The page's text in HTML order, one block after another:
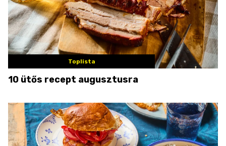
Toplista
10 ütős recept augusztusra